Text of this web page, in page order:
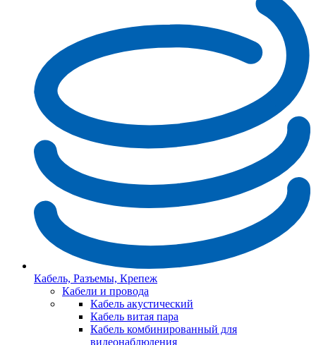
Кабель, Разъемы, Крепеж
Кабели и провода
Кабель акустический
Кабель витая пара
Кабель комбинированный для
видеонаблюдения